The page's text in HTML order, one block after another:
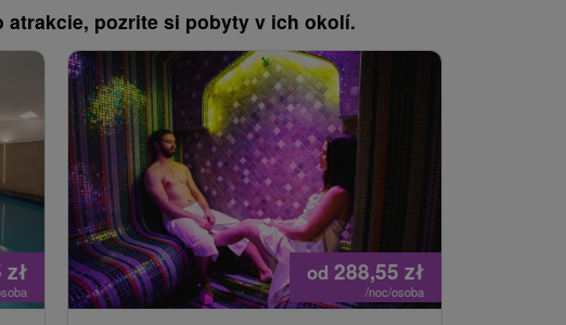
pozrite si pobyty v ich okolí.
zł od 288,55 zł
/noc/osoba